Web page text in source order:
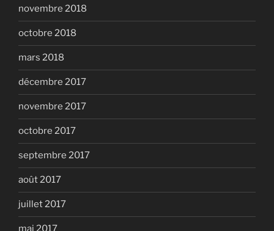
novembre 2018
octobre 2018
mars 2018
décembre 2017
novembre 2017
octobre 2017
septembre 2017
août 2017
juillet 2017
mai 2017